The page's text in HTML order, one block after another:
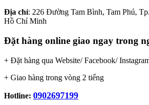
Địa chỉ: 226 Đường Tam Bình, Tam Phú,
Hồ Chí Minh
Đặt hàng online giao ngay trong
+ Đặt hàng qua Website/ Facebook/
+ Giao hàng trong vòng 2 tiếng
Hotline: 0902697199